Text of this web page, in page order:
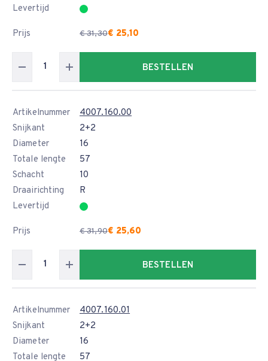
Levertijd
Prijs € 31,30€ 25,10
BESTELLEN
Artikelnummer
4007.160.00
Snijkant
2+2
Diameter
16
Totale lengte
57
Schacht
10
Draairichting
R
Levertijd
Prijs € 31,90€ 25,60
BESTELLEN
Artikelnummer
4007.160.01
Snijkant
2+2
Diameter
16
Totale lengte
57